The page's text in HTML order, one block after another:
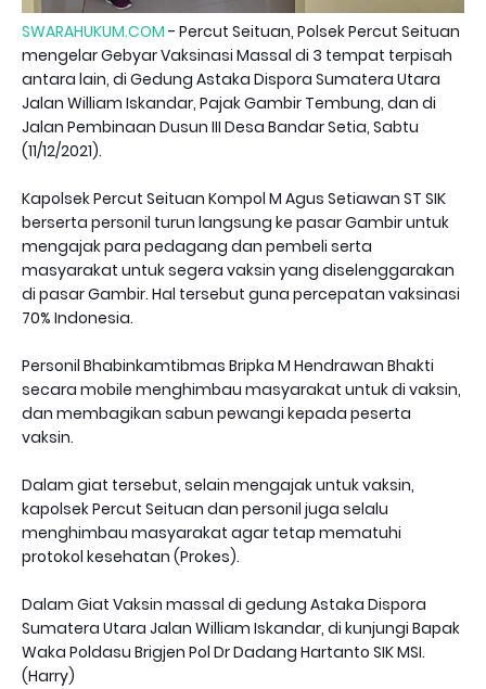
SWARAHUKUM.COM - Percut Seituan, Polsek Percut Seituan
mengelar Gebyar Vaksinasi Massal di 3 tempat terpisah
antara lain, di Gedung Astaka Dispora Sumatera Utara
Jalan William Iskandar, Pajak Gambir Tembung, dan di
Jalan Pembinaan Dusun III Desa Bandar Setia, Sabtu
(11/12/2021).
Kapolsek Percut Seituan Kompol M Agus Setiawan ST SIK
berserta personil turun langsung ke pasar Gambir untuk
mengajak para pedagang dan pembeli serta
masyarakat untuk segera vaksin yang diselenggarakan
di pasar Gambir. Hal tersebut guna percepatan vaksinasi
70% Indonesia.
Personil Bhabinkamtibmas Bripka M Hendrawan Bhakti
secara mobile menghimbau masyarakat untuk di vaksin,
dan membagikan sabun pewangi kepada peserta
vaksin.
Dalam giat tersebut, selain mengajak untuk vaksin,
kapolsek Percut Seituan dan personil juga selalu
menghimbau masyarakat agar tetap mematuhi
protokol kesehatan (Prokes).
Dalam Giat Vaksin massal di gedung Astaka Dispora
Sumatera Utara Jalan William Iskandar, di kunjungi Bapak
Waka Poldasu Brigjen Pol Dr Dadang Hartanto SIK MSI.
(Harry)